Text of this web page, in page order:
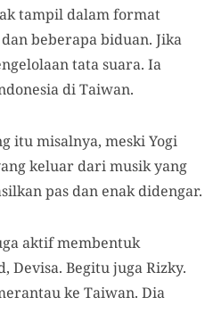
tampil dalam format
beberapa biduan. Jika
tata suara. Ia
di Taiwan.
itu misalnya, meski Yogi
keluar dari musik yang
pas dan enak didengar.
aktif membentuk
Devisa. Begitu juga Rizky.
ke Taiwan. Dia